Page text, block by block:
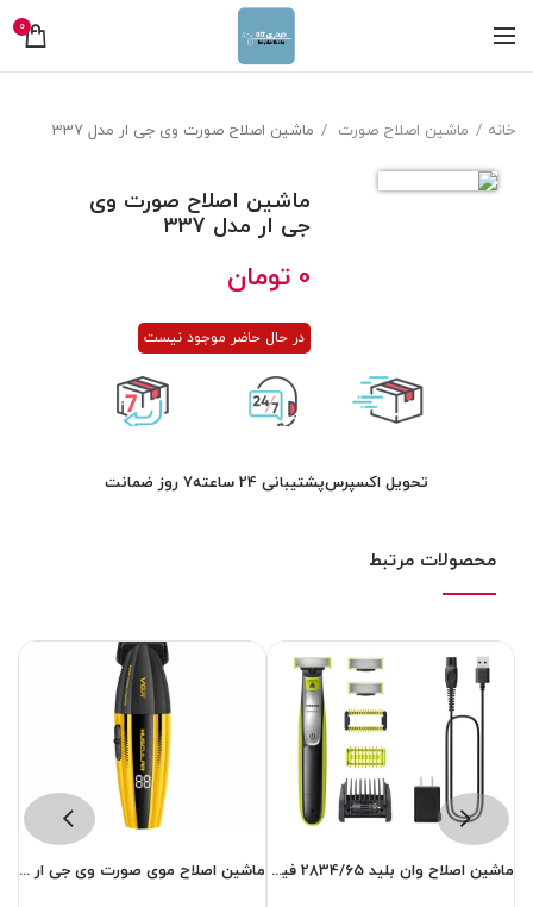
0
خانه ماشین اصلاح صورت ماشین اصلاح صورت وی جی ار مدل 337
ماشین اصلاح صورت وی
جی ار مدل 337
0 تومان
در حال حاضر موجود نیست
تحویل اکسپرسپشتیبانی 24 ساعته 7 روز ضمانت
محصولات مرتبط
ماشین اصلاح وان بلید 2834/65 فیلیپس ماشین اصلاح موی صورت وی جی ار مدل 285T